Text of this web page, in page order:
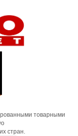
товарными
стран.